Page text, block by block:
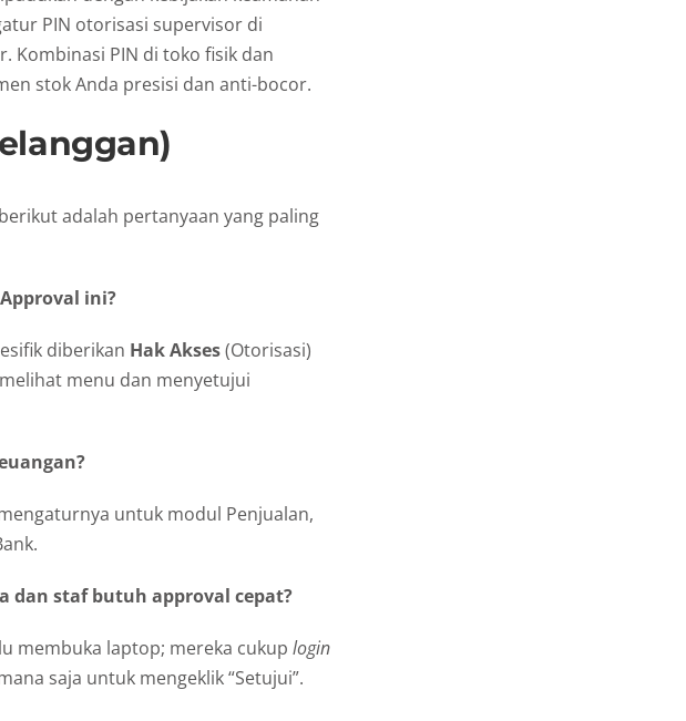
PIN otorisasi supervisor di
Kombinasi PIN di toko fisik dan
stok Anda presisi dan anti-bocor.
adalah pertanyaan yang paling
ini?
diberikan Hak Akses(Otorisasi)
menu dan menyetujui
untuk modul Penjualan,
dan staf butuh approval cepat?
membuka laptop; mereka cukup login
saja untuk mengeklik “Setujui”.